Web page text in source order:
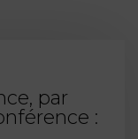
par
: